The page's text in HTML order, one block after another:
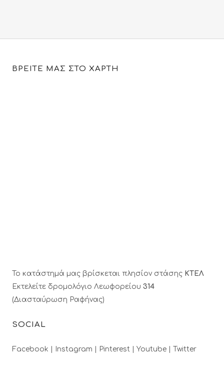
ΒΡΕΙΤΕ ΜΑΣ ΣΤΟ ΧΑΡΤΗ
Το κατάστημά μας βρίσκεται πλησίον στάσης ΚΤΕΛ
Εκτελείτε δρομολόγιο Λεωφορείου 314
(Διασταύρωση Ραφήνας)
SOCIAL
Facebook | Instagram | Pinterest | Youtube | Twitter